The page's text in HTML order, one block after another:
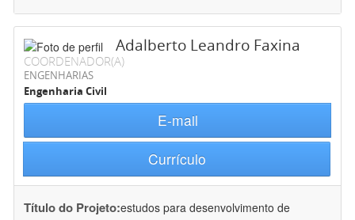
Adalberto Leandro Faxina
COORDENADOR(A)
ENGENHARIAS
Engenharia Civil
E-mail
Currículo
Título do Projeto:estudos para desenvolvimento de